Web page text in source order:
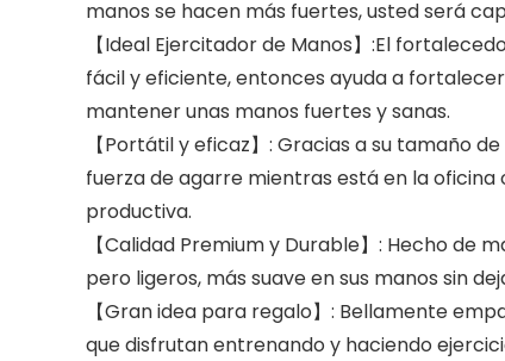
manos se hacen más fuertes, usted será
【Ideal Ejercitador de Manos】:El
fácil y eficiente, entonces ayuda a
mantener unas manos fuertes y sanas.
【Portátil y eficaz】: Gracias a su tamaño
fuerza de agarre mientras está en la oficina
productiva.
【Calidad Premium y Durable】: Hecho
pero ligeros, más suave en sus manos sin
【Gran idea para regalo】: Bellamente
que disfrutan entrenando y haciendo